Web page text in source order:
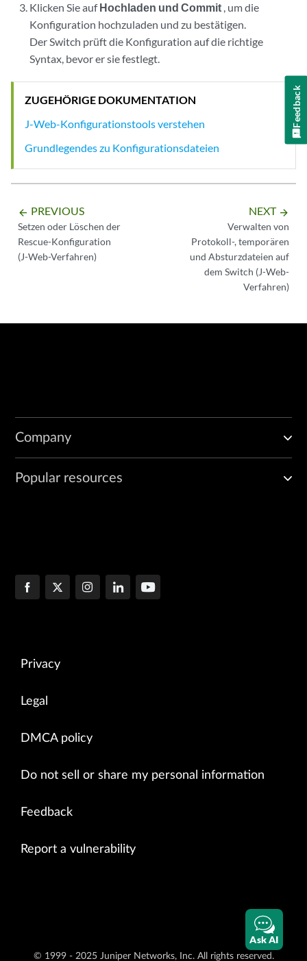
Klicken Sie aufHochladen und Commit , um die
Konfiguration hochzuladen und zu bestätigen.
Der Switch prüft die Konfiguration auf die richtige
Syntax, bevor er sie festlegt.
ZUGEHÖRIGE DOKUMENTATION
J-Web-Konfigurationstools verstehen
Grundlegendes zu Konfigurationsdateien
arrow_backward PREVIOUS
Setzen oder Löschen der
Rescue-Konfiguration
(J-Web-Verfahren)
NEXT arrow_forward
Verwalten von
Protokoll-, temporären
und Absturzdateien auf
dem Switch (J-Web-
Verfahren)
Company
Popular resources
Privacy
Legal
DMCA policy
Do not sell or share my personal information
Feedback
Report a vulnerability
© 1999 - 2025 Juniper Networks, Inc. All rights reserved.
Ask AI
Feedback